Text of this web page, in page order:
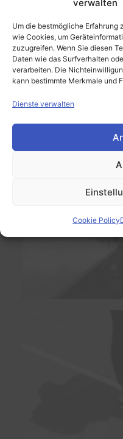
verwalten
Um die bestmögliche
wie Cookies, um
zuzugreifen. Wenn Sie diesen
Daten wie das Surfverhalten
verarbeiten. Die
kann bestimmte Merkmale und
Dienste verwalten
Cookie Policy